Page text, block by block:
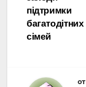
підтримки
багатодітних
сімей
от